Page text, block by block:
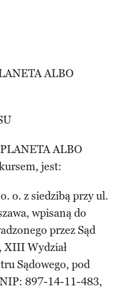
ALBO
ALBO
jest:
o. z siedzibą przy ul.
wpisaną do
przez Sąd
XIII Wydział
Sądowego, pod
897-14-11-483,